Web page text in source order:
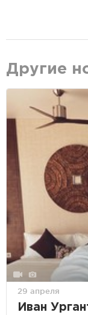
Другие
29 апреля
Иван